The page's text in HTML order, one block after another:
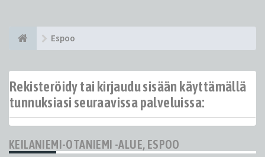
Espoo
Rekisteröidy tai kirjaudu sisään käyttämällä
tunnuksiasi seuraavissa palveluissa:
KEILANIEMI-OTANIEMI -ALUE, ESPOO